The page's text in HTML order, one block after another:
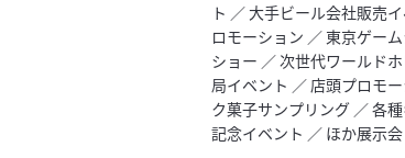
ト ／ 大手ビール会社販売
ロモーション ／ 東京ゲー
ショー ／ 次世代ワールド
局イベント ／ 店頭プロモ
ク菓子サンプリング ／ 各
記念イベント ／ ほか展示